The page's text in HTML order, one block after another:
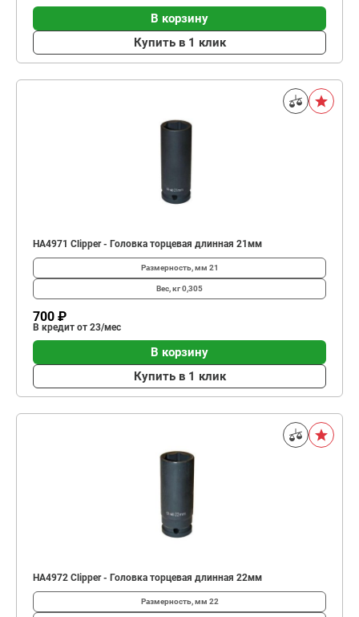
В корзину
Купить в 1 клик
HA4971 Clipper - Головка торцевая длинная 21мм
Размерность, мм 21
Вес, кг0,305
700 ₽
В кредит от 23/мес
В корзину
Купить в 1 клик
HA4972 Clipper - Головка торцевая длинная 22мм
Размерность, мм 22